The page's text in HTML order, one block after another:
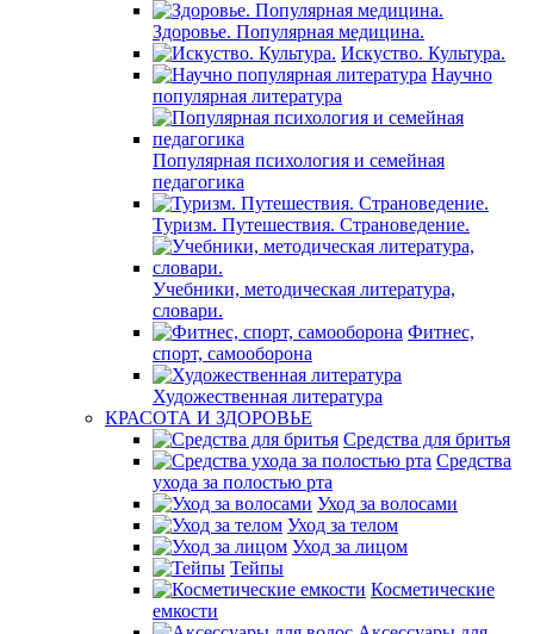
Здоровье. Популярная медицина.
Искуство. Культура.
Научно
популярная литература
Популярная психология и семейная
педагогика
Туризм. Путешествия. Страноведение.
Учебники, методическая литература,
словари.
Фитнес,
спорт, самооборона
Художественная литература
КРАСОТА И ЗДОРОВЬЕ
Средства для бритья
Средства
ухода за полостью рта
Уход за волосами
Уход за телом
Уход за лицом
Тейпы
Косметические
емкости